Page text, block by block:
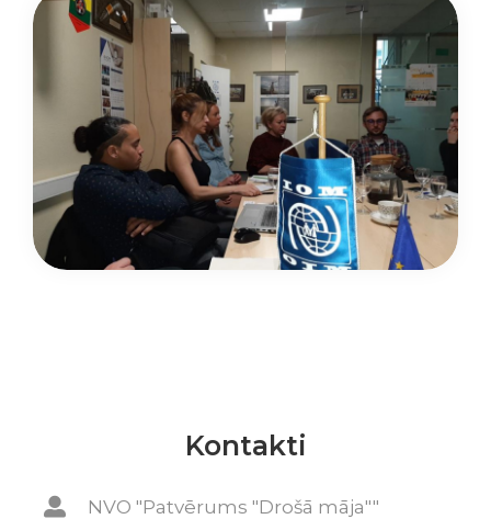
Kontakti
NVO "Patvērums "Drošā māja""